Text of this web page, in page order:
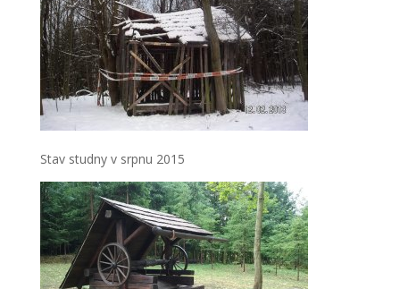
Stav studny v srpnu 2015